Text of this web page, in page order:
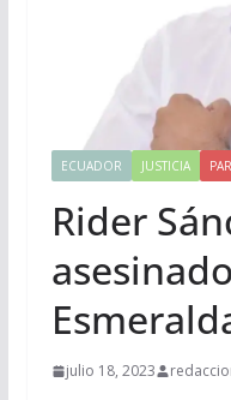
ECUADOR JUSTICIA
Rider
julio 18, 2023